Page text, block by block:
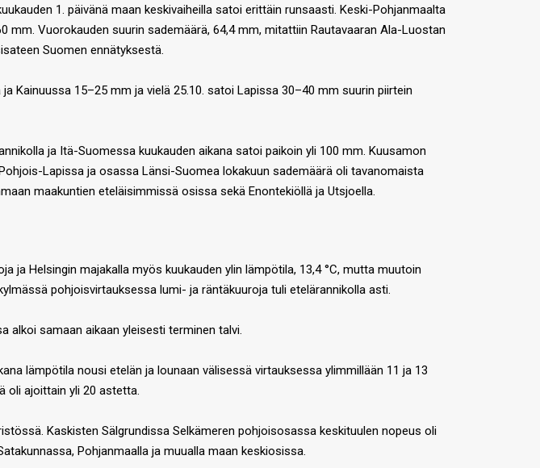
1. päivänä maan keskivaiheilla satoi erittäin runsaasti. Keski-Pohjanmaalta
Vuorokauden suurin sademäärä, 64,4 mm, mitattiin Rautavaaran Ala-Luostan
Suomen ennätyksestä.
Kainuussa 15–25 mm ja vielä 25.10. satoi Lapissa 30–40 mm suurin piirtein
ja Itä-Suomessa kuukauden aikana satoi paikoin yli 100 mm. Kuusamon
Lapissa ja osassa Länsi-Suomea lokakuun sademäärä oli tavanomaista
maakuntien eteläisimmissä osissa sekä Enontekiöllä ja Utsjoella.
ja Helsingin majakalla myös kuukauden ylin lämpötila, 13,4 °C, mutta muutoin
pohjoisvirtauksessa lumi- ja räntäkuuroja tuli etelärannikolla asti.
alkoi samaan aikaan yleisesti terminen talvi.
lämpötila nousi etelän ja lounaan välisessä virtauksessa ylimmillään 11 ja 13
oli ajoittain yli 20 astetta.
Kaskisten Sälgrundissa Selkämeren pohjoisosassa keskituulen nopeus oli
Pohjanmaalla ja muualla maan keskiosissa.